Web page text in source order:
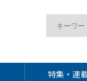
特集・連